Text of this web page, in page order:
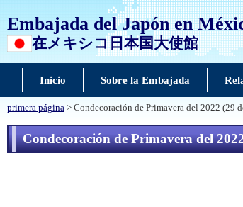
Embajada del Japón en
在メキシコ日本国大使館
Inicio Sobre la Embajada
primera página > Condecoración de Primavera del 2022 (29
Condecoración de Primavera del